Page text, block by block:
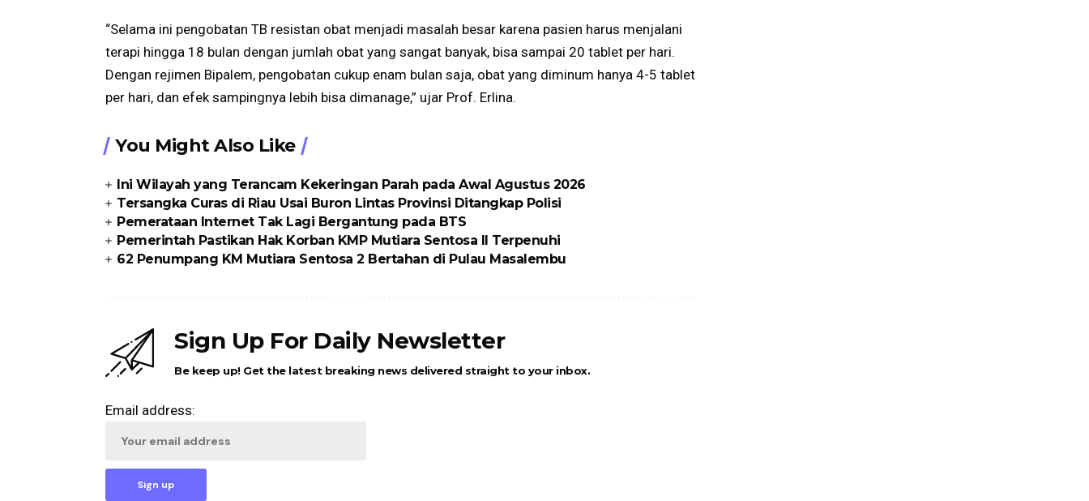
“Selama ini pengobatan TB resistan obat menjadi masalah besar karena pasien harus menjalani
terapi hingga 18 bulan dengan jumlah obat yang sangat banyak, bisa sampai 20 tablet per hari.
Dengan rejimen Bipalem, pengobatan cukup enam bulan saja, obat yang diminum hanya 4-5 tablet
per hari, dan efek sampingnya lebih bisa dimanage,” ujar Prof. Erlina.
You Might Also Like
Ini Wilayah yang Terancam Kekeringan Parah pada Awal Agustus 2026
Tersangka Curas di Riau Usai Buron Lintas Provinsi Ditangkap Polisi
Pemerataan Internet Tak Lagi Bergantung pada BTS
Pemerintah Pastikan Hak Korban KMP Mutiara Sentosa II Terpenuhi
62 Penumpang KM Mutiara Sentosa 2 Bertahan di Pulau Masalembu
Sign Up For Daily Newsletter
Be keep up! Get the latest breaking news delivered straight to your inbox.
Email address: